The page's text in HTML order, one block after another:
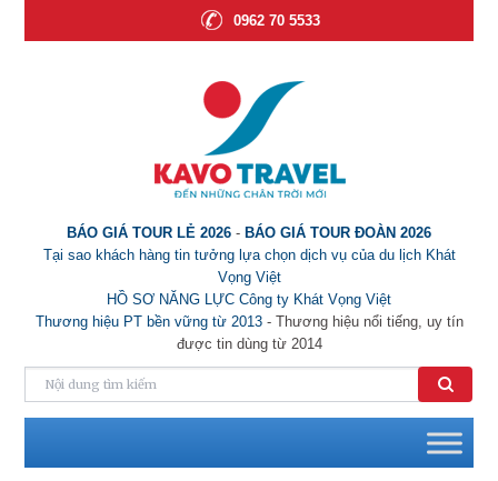
0962 70 5533
BÁO GIÁ TOUR LẺ 2026 - BÁO GIÁ TOUR ĐOÀN 2026
Tại sao khách hàng tin tưởng lựa chọn dịch vụ của du lịch Khát
Vọng Việt
HỒ SƠ NĂNG LỰC Công ty Khát Vọng Việt
Thương hiệu PT bền vững từ 2013- Thương hiệu nổi tiếng, uy tín
được tin dùng từ 2014